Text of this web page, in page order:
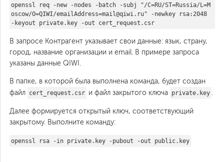
openssl req -new -nodes -batch -subj "/C=RU/ST=Russia/L=M
oscow/O=QIWI/emailAddress=mail@qiwi.ru" -newkey rsa:2048
-keyout private.key -out cert_request.csr
В запросе Контрагент указывает свои данные: язык, страну,
город, название организации и email. В примере запроса
указаны данные QIWI.
В папке, в которой была выполнена команда, будет создан
файл cert_request.csr и файл закрытого ключа private.key .
Далее формируется открытый ключ, соответствующий
закрытому. Выполните команду:
openssl rsa -in private.key -pubout -out public.key